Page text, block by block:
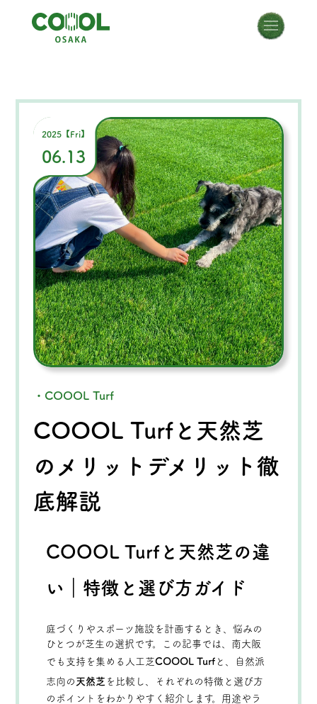
2025【Fri】
06.13
・COOOL Turf
COOOL Turfと天然芝
のメリットデメリット徹
底解説
COOOL Turfと天然芝の違
い｜特徴と選び方ガイド
庭づくりやスポーツ施設を計画するとき、悩みの
ひとつが芝生の選択です。この記事では、南大阪
でも支持を集める人工芝COOOL Turf と、自然派
志向の 天然芝 を比較し、それぞれの特徴と選び方
のポイントをわかりやすく紹介します。用途やラ